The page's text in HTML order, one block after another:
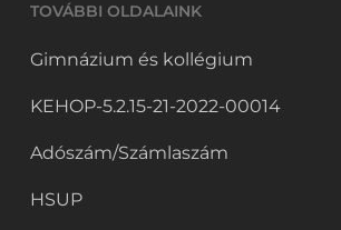
TOVÁBBI OLDALAINK
Gimnázium és kollégium
KEHOP-5.2.15-21-2022-00014
Adószám/Számlaszám
HSUP